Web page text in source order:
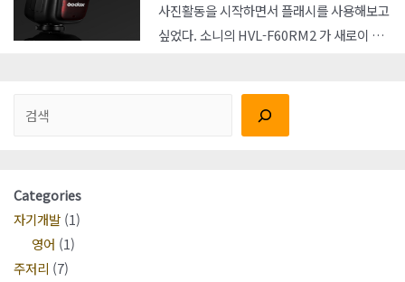
사진활동을 시작하면서 플래시를 사용해보고
싶었다. 소니의 HVL-F60RM2 가 새로이 출
의 플래시들의 기술수준이 비슷하다고 한다.
V1과 V860III를 두가지 중에서 고민을 하였
검색
Categories
자기개발(1)
영어 (1)
주저리 (7)